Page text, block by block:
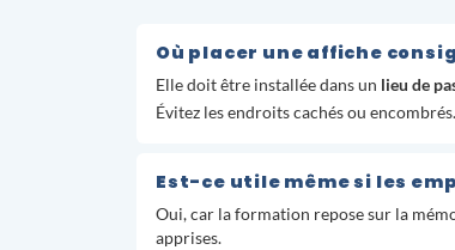
Où placer une affiche
Elle doit être installée dans un lieu de
Évitez les endroits cachés ou
Est-ce utile même si les
Oui, car la formation repose sur la
apprises.